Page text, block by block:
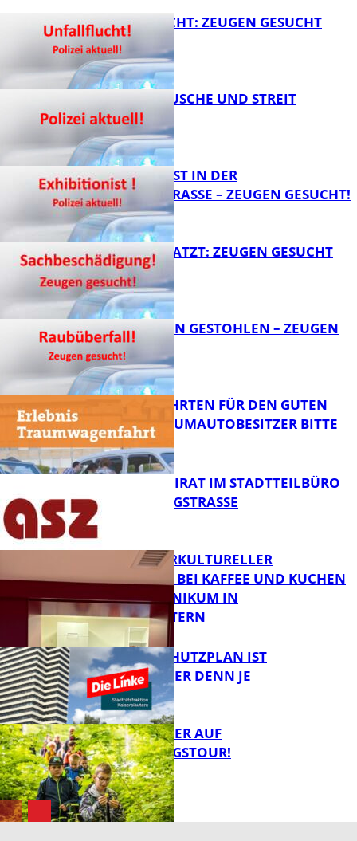
UNFALLFLUCHT: ZEUGEN GESUCHT
KNALLGERÄUSCHE UND STREIT
EXHIBITIONIST IN DER
VELMANNSTRASSE – ZEUGEN GESUCHT!
AUTO ZERKRATZT: ZEUGEN GESUCHT
FB News
TEURE KETTEN GESTOHLEN – ZEUGEN
GESUCHT!
FB News
SPENDENFAHRTEN FÜR DEN GUTEN
ZWECK – TRAUMAUTOBESITZER BITTE
MELDEN!
FB News
SENIORENBEIRAT IM STADTTEILBÜRO
IN DER KÖNIGSTRASSE
FB Gesundheit
NEUER INTERKULTURELLER
TREFFPUNKT BEI KAFFEE UND KUCHEN
IM PFALZKLINIKUM IN
KAISERSLAUTERN
FB News
EIN HITZESCHUTZPLAN IST
NOTWENDIGER DENN JE
MIT DEM JÄGER AUF
ENTDECKUNGSTOUR!